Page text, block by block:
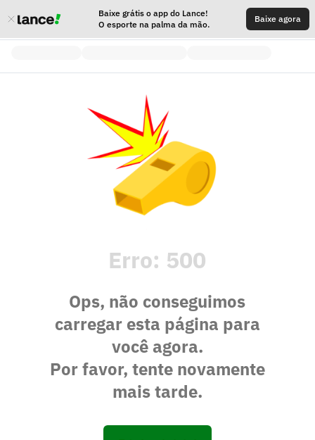
Baixe grátis o app do Lance!
O esporte na palma da mão.
Baixe agora
Erro: 500
Ops, não conseguimos
carregar esta página para
você agora.
Por favor, tente novamente
mais tarde.